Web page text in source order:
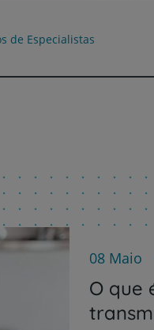
de Especialistas
08 Maio
O que